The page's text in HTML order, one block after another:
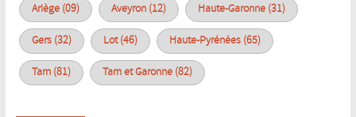
Ariège (09) Aveyron (12) Haute-Garonne (31)
Gers (32) Lot (46) Haute-Pyrénées (65)
Tarn (81) Tarn et Garonne (82)